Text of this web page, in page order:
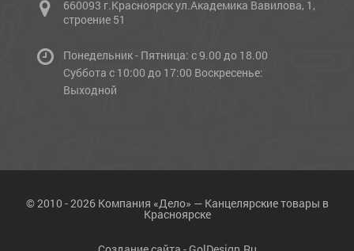
660093 г.Красноярск ул.Академика Вавилова, 1,
строение 51
Понедельник - Пятница: с 9.00 до 18.00
Cуббота с 10:00 до 17:00 Воскресенье:
Выходной
© 2010 - 2026 Компания «Дело» — Канцелярские товары в
Красноярске